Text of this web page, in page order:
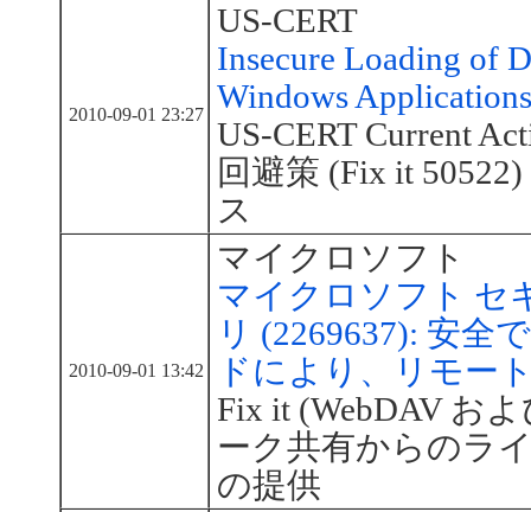
2010-09-01 23:27
US-CERT
Insecure Loading of
Windows Applications
US-CERT Current
回避策 (Fix it
ス
2010-09-01 13:42
マイクロソフト
マイクロソフト セ
リ (2269637): 安全
ドにより、リモー
Fix it (WebDAV お
ーク共有からのラ
の提供